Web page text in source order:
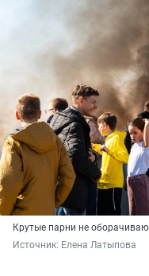
Крутые парни не
Источник: Елена Латыпова